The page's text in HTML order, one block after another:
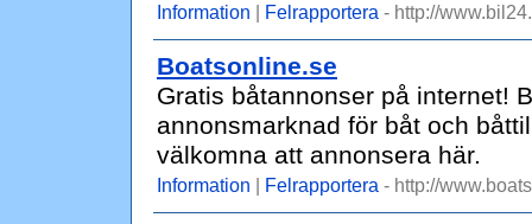
Information | Felrapportera - http://
Boatsonline.se
Gratis båtannonser på internet!
annonsmarknad för båt och
välkomna att annonsera här.
Information | Felrapportera - http://